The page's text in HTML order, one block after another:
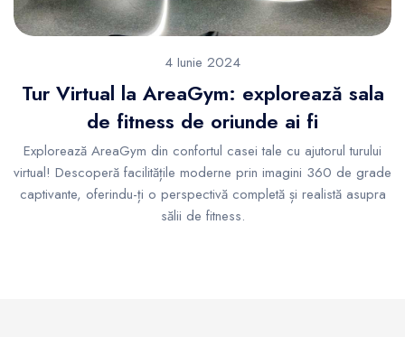
4 Iunie 2024
Tur Virtual la AreaGym: explorează sala
de fitness de oriunde ai fi
Explorează AreaGym din confortul casei tale cu ajutorul turului
virtual! Descoperă facilitățile moderne prin imagini 360 de grade
captivante, oferindu-ți o perspectivă completă și realistă asupra
sălii de fitness.